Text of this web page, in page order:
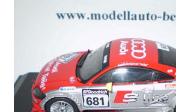
On Tour
Kontakt